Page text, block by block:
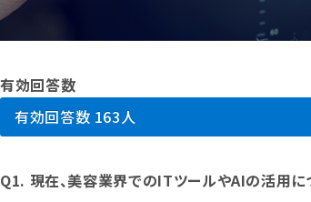
有効回答数
有効回答数 163人
Q1. 現在、美容業界でのITツールやAIの活用に